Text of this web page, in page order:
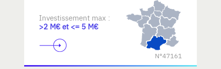
Investissement max :
>2 M€ et <= 5 M€
N°47161